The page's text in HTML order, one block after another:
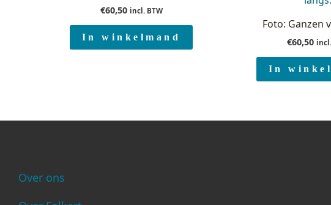
€60,50 incl. BTW
In winkelmand
Foto: Ganzen
€60,50
In
Over ons